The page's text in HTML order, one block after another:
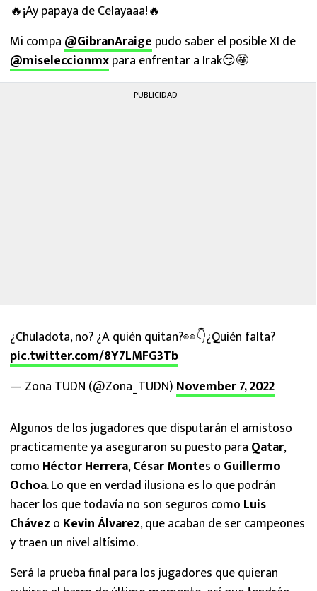
🔥¡Ay papaya de Celayaaa!🔥
Mi compa @GibranAraige pudo saber el posible XI de
@miseleccionmxpara enfrentar a Irak😏🤩
PUBLICIDAD
¿Chuladota, no? ¿A quién quitan?👀👇¿Quién falta?
pic.twitter.com/8Y7LMFG3Tb
— Zona TUDN (@Zona_TUDN) November 7, 2022
Algunos de los jugadores que disputarán el amistoso
practicamente ya aseguraron su puesto para Qatar,
como Héctor Herrera,César Montes o Guillermo
Ochoa. Lo que en verdad ilusiona es lo que podrán
hacer los que todavía no son seguros como Luis
Chávez o Kevin Álvarez, que acaban de ser campeones
y traen un nivel altísimo.
Será la prueba final para los jugadores que quieran